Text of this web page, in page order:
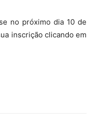
no próximo dia 10 de
inscrição clicando em